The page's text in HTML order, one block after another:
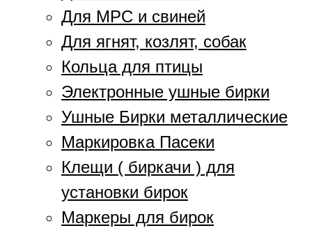
Для МРС и свиней
Для ягнят, козлят, собак
Кольца для птицы
Электронные ушные бирки
Ушные Бирки металлические
Маркировка Пасеки
Клещи ( биркачи ) для
установки бирок
Маркеры для бирок